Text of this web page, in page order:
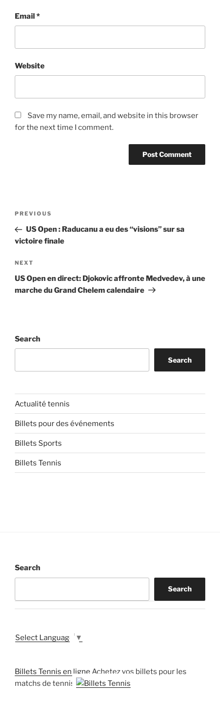
Email*
Website
Save my name, email, and website in this browser
for the next time I comment.
Previous
Post
PREVIOUS
US Open : Raducanu a eu des “visions” sur sa
victoire finale
Next
Post
NEXT
US Open en direct: Djokovic affronte Medvedev, à une
marche du Grand Chelem calendaire
Search
Search
Actualité tennis
Billets pour des événements
Billets Sports
Billets Tennis
Search
Search
Select Language ▼
Billets Tennis en ligne Achetez vos billets pour les
matchs de tennis